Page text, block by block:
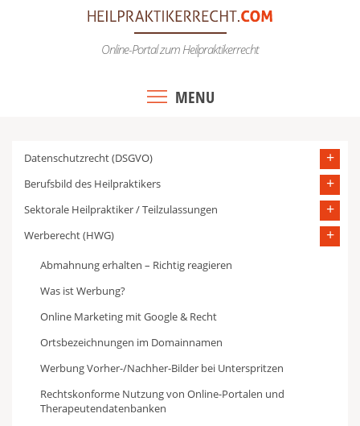
Online-Portal zum Heilpraktikerrecht
MENU
Datenschutzrecht (DSGVO)
Berufsbild des Heilpraktikers
Sektorale Heilpraktiker / Teilzulassungen
Werberecht (HWG)
Abmahnung erhalten – Richtig reagieren
Was ist Werbung?
Online Marketing mit Google & Recht
Ortsbezeichnungen im Domainnamen
Werbung Vorher-/Nachher-Bilder bei Unterspritzen
Rechtskonforme Nutzung von Online-Portalen und
Therapeutendatenbanken